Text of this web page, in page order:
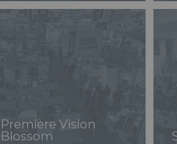
Première Vision
Blossom